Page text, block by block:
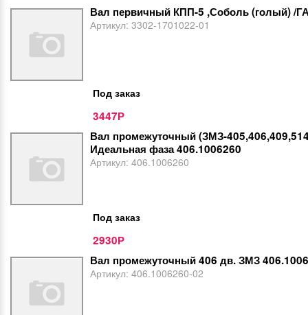
Вал первичный КПП-5 ,Соболь (голый) /
Артикул: 3302-1701022-01
Под заказ
3447Р
Вал промежуточный (ЗМЗ-
Идеальная фаза 406.1006260
Артикул: 406.1006260
Под заказ
2930Р
Вал промежуточный 406 дв. ЗМЗ
Артикул: 406.1006260-02